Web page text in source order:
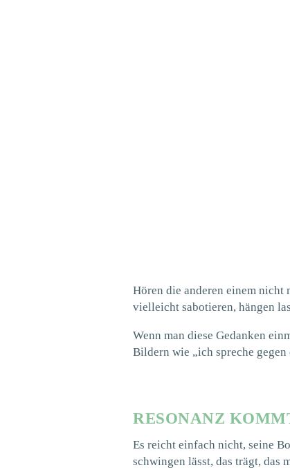
Hören die anderen einem nicht
vielleicht sabotieren, hängen
Wenn man diese Gedanken
Bildern wie „ich spreche
RESONANZ
Es reicht einfach nicht, seine
schwingen lässt, das trägt, das